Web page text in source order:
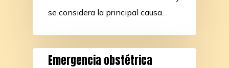
se considera la principal causa…
Emergencia obstétrica